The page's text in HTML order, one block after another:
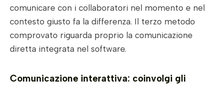
comunicare con i collaboratori nel momento e nel
contesto giusto fa la differenza. Il terzo metodo
comprovato riguarda proprio la comunicazione
diretta integrata nel software.
Comunicazione interattiva: coinvolgi gli